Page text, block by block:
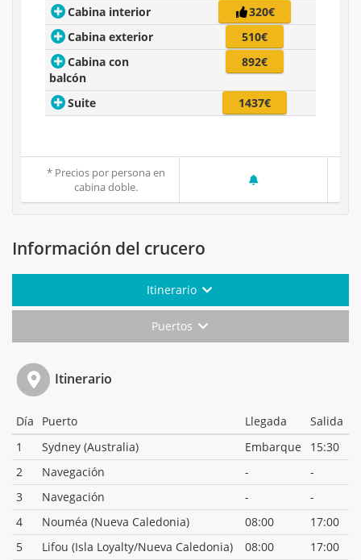
Cabina interior
320€
Cabina exterior
510€
Cabina con
balcón
892€
Suite 1437€
* Precios por persona en
cabina doble.
Información del crucero
Itinerario
Puertos
Itinerario
Día Puerto Llegada
Salida
1
Sydney (Australia) Embarque
15:30
2
Navegación -
-
3
Navegación -
-
4
Nouméa (Nueva Caledonia) 08:00
17:00
5
Lifou (Isla Loyalty/Nueva Caledonia) 08:00
17:00